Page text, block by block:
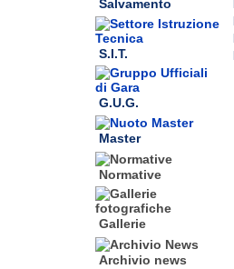
Salvamento
S.I.T.
G.U.G.
Master
Normative
Gallerie
Archivio news